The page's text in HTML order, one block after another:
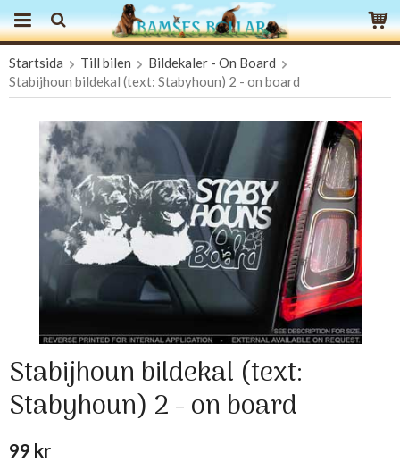
Produkten har blivit tillagd i varukorgen
Startsida Till bilen
Bildekaler - On Board
Stabijhoun bildekal (text: Stabyhoun) 2 - on board
Stabijhoun bildekal (text:
Stabyhoun) 2 - on board
99 kr